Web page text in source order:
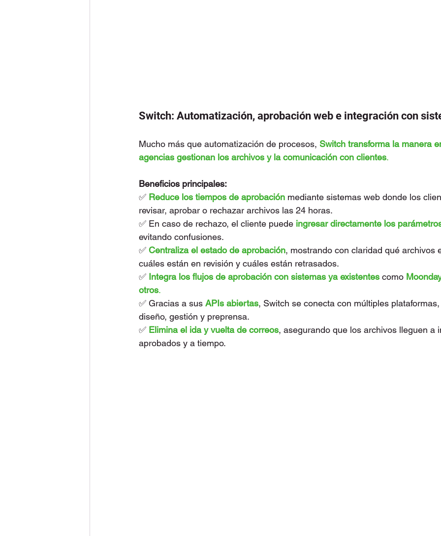
Switch: Automatización, aprobación web e integración con
Mucho más que automatización de procesos, Switch transforma la manera
agencias gestionan los archivos y la comunicación con clientes.
Beneficios principales:
✅ Reduce los tiempos de aprobación mediante sistemas web donde los
revisar, aprobar o rechazar archivos las 24 horas.
✅ En caso de rechazo, el cliente puede ingresar directamente los
evitando confusiones.
✅ Centraliza el estado de aprobación, mostrando con claridad qué archivos
cuáles están en revisión y cuáles están retrasados.
✅ Integra los flujos de aprobación con sistemas ya existentes como
otros.
✅ Gracias a sus APIs abiertas, Switch se conecta con múltiples
diseño, gestión y preprensa.
✅ Elimina el ida y vuelta de correos, asegurando que los archivos lleguen a
aprobados y a tiempo.